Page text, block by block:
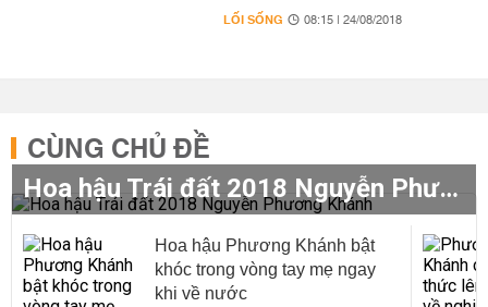
LỐI SỐNG 08:15 | 24/08/2018
CÙNG CHỦ ĐỀ
Hoa hậu Trái đất 2018 Nguyễn Phương Khánh
Hoa hậu Phương Khánh bật
khóc trong vòng tay mẹ ngay
khi về nước